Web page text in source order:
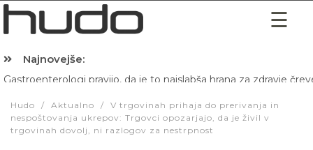
Najnovejše:
Gastroenterologi pravijo, da je to najslabša hrana za zdravje
Hudo / Aktualno /
V trgovinah prihaja do prerivanja in
nespoštovanja ukrepov: Trgovci opozarjajo, da je živil v
trgovinah dovolj, ni razlogov za nestrpnost